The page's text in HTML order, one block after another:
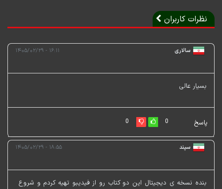
نظرات کاربران
سالاری ۱۶:۱۱ - ۱۴۰۵/۰۲/۲۹
بسیار عالی
پاسخ 0
0
سپند ۱۸:۵۵ - ۱۴۰۵/۰۲/۲۹
بنده نسخه ی دیجیتال این دو کتاب رو از فیدیبو تهیه کردم و شروع